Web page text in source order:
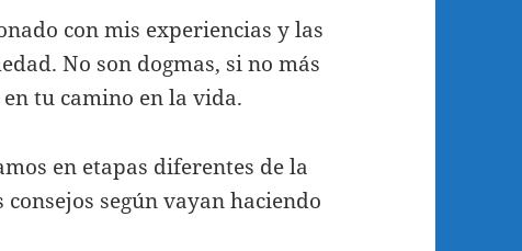
con mis experiencias y las
No son dogmas, si no más
tu camino en la vida.
en etapas diferentes de la
según vayan haciendo